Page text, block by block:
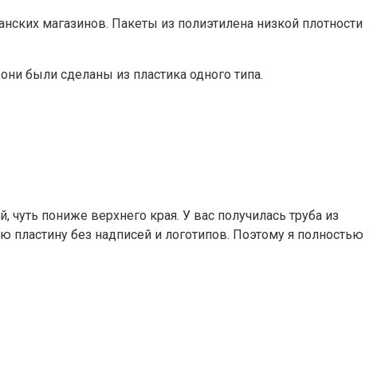
магазинов. Пакеты из полиэтилена низкой плотности
были сделаны из пластика одного типа.
пониже верхнего края. У вас получилась труба из
пластину без надписей и логотипов. Поэтому я полностью